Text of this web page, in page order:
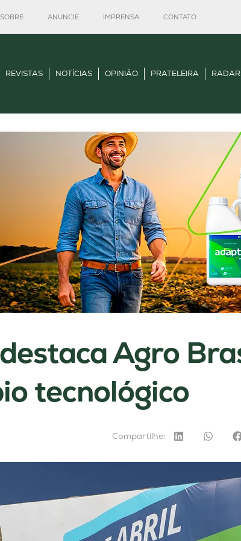
SOBRE ANUNCIE IMPRENSA CONTATO
REVISTAS NOTÍCIAS OPINIÃO PRATELEIRA
Agro
tecnológico
Compartilhe: